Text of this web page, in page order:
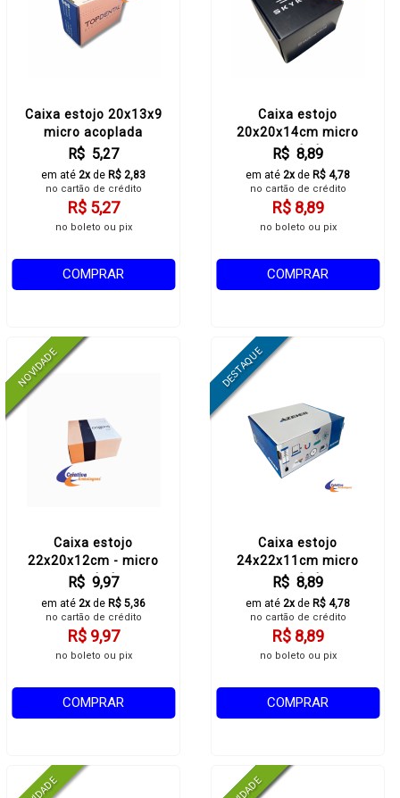
Caixa estojo 20x13x9
micro acoplada
R$ 5,27
em até 2xde R$ 2,83
no cartão de crédito
R$ 5,27
no boleto ou pix
COMPRAR
Caixa estojo
20x20x14cm micro
acoplado
R$ 8,89
em até 2xde R$ 4,78
no cartão de crédito
R$ 8,89
no boleto ou pix
COMPRAR
Caixa estojo
22x20x12cm - micro
acoplada
R$ 9,97
em até 2xde R$ 5,36
no cartão de crédito
R$ 9,97
no boleto ou pix
COMPRAR
Caixa estojo
24x22x11cm micro
acoplado
R$ 8,89
em até 2xde R$ 4,78
no cartão de crédito
R$ 8,89
no boleto ou pix
COMPRAR